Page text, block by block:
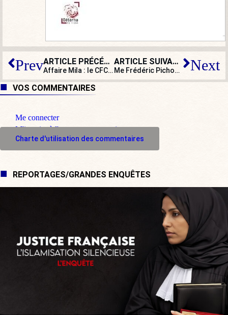
Prev ARTICLE PRÉCÉDENT
Affaire Mila : le CFCM, Schiappa, le parquet et Belloubet s’emmêlent
ARTICLE SUIVANT
Me Frédéric Pichon : « Nicole Belloubet a une vision à géométrie variable de la liberté d’expression et de la liberté de conscience. Cela dénote une incroyable incompétence ! » Next
VOS COMMENTAIRES
Me connecter
M'inscrire à l'espace commentaire
Charte d'utilisation des commentaires
REPORTAGES/GRANDES ENQUÊTES